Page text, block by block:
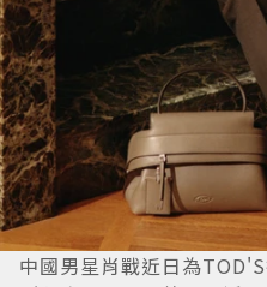
中國男星肖戰近日為